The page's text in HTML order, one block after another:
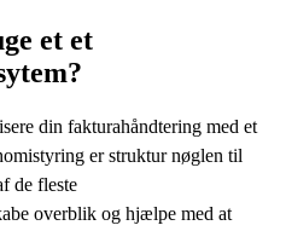
et et
din fakturahåndtering med et
er struktur nøglen til
de fleste
overblik og hjælpe med at